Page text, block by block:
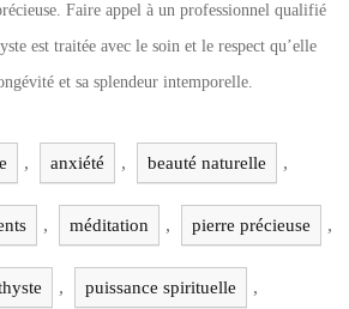
Faire appel à un professionnel qualifié
est traitée avec le soin et le respect qu’elle
et sa splendeur intemporelle.
, anxiété , beauté naturelle ,
, méditation , pierre précieuse ,
, puissance spirituelle ,